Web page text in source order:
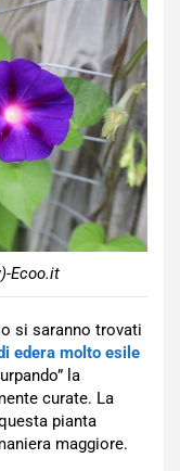
Ecoo.it
si saranno trovati
edera molto esile
la
curate. La
pianta
maggiore.